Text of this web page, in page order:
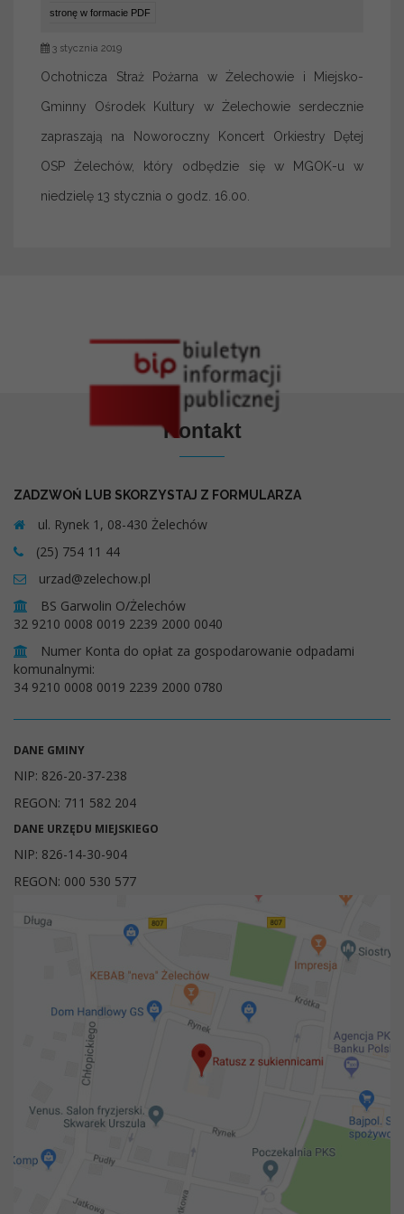
stronę w formacie PDF
3 stycznia 2019
Ochotnicza Straż Pożarna w Żelechowie i Miejsko-
Gminny Ośrodek Kultury w Żelechowie serdecznie
zapraszają na Noworoczny Koncert Orkiestry Dętej
OSP Żelechów, który odbędzie się w MGOK-u w
niedzielę 13 stycznia o godz. 16.00.
Kontakt
ZADZWOŃ LUB SKORZYSTAJ Z FORMULARZA
ul. Rynek 1, 08-430 Żelechów
(25) 754 11 44
urzad@zelechow.pl
BS Garwolin O/Żelechów
32 9210 0008 0019 2239 2000 0040
Numer Konta do opłat za gospodarowanie odpadami
komunalnymi:
34 9210 0008 0019 2239 2000 0780
DANE GMINY
NIP: 826-20-37-238
REGON: 711 582 204
DANE URZĘDU MIEJSKIEGO
NIP: 826-14-30-904
REGON: 000 530 577